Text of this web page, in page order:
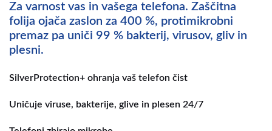
Za varnost vas in vašega telefona. Zaščitna
folija ojača zaslon za 400 %, protimikrobni
premaz pa uniči 99 % bakterij, virusov, gliv in
plesni.
SilverProtection+ ohranja vaš telefon čist
Uničuje viruse, bakterije, glive in plesen 24/7